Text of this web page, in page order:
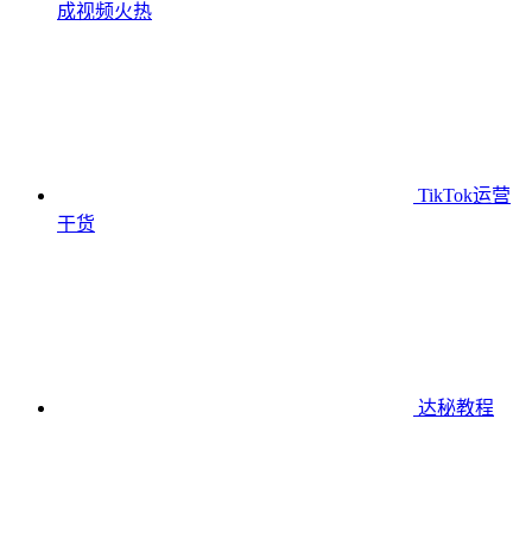
成视频火热
TikTok运营
干货
达秘教程